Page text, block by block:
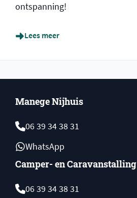
ontspanning!
Lees meer
Manege Nijhuis
06 39 34 38 31
WhatsApp
Camper- en Caravanstalling
06 39 34 38 31